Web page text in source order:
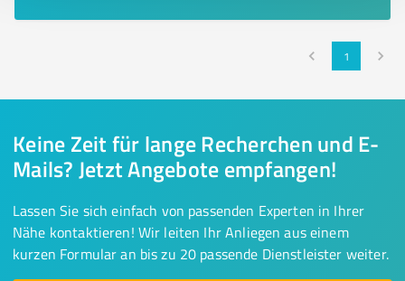
1
Keine Zeit für lange Recherchen und E-
Mails? Jetzt Angebote empfangen!
Lassen Sie sich einfach von passenden Experten in Ihrer
Nähe kontaktieren! Wir leiten Ihr Anliegen aus einem
kurzen Formular an bis zu 20 passende Dienstleister weiter.